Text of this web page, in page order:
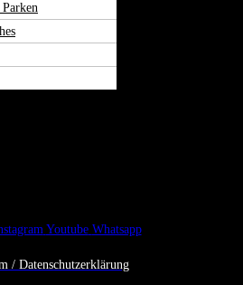
Youtube Whatsapp
/ Datenschutzerklärung